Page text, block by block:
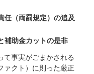
任（両罰規定）の追及
補助金カットの是非
て事実がごまかされる
ァクト）に則った厳正